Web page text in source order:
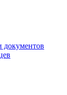
документов